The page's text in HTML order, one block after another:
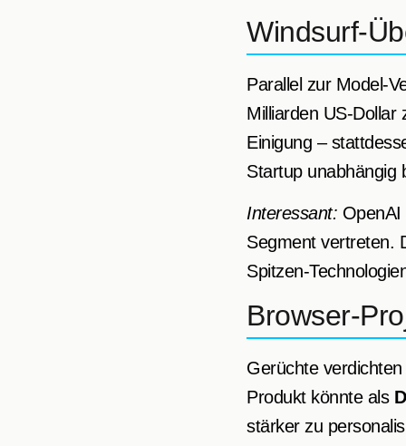
Windsurf-
Parallel zur Model-
Milliarden US-Dollar
Einigung –
Startup unabhängig
Interessant:
Segment vertreten.
Spitzen-
Browser-
Gerüchte
Produkt könnte als
stärker zu